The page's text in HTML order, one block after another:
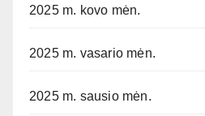
2025 m. kovo mėn.
2025 m. vasario mėn.
2025 m. sausio mėn.